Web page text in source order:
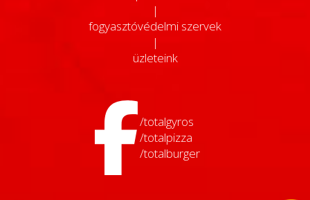
|
fogyasztóvédelmi szervek
|
üzleteink
/totalgyros
/totalpizza
/totalburger